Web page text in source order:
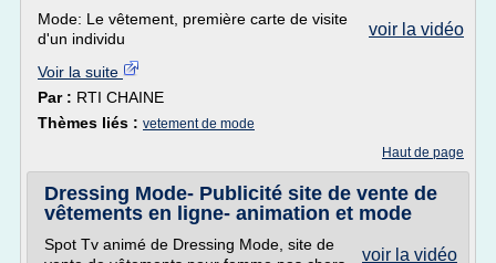
voir la vidéo
Mode: Le vêtement, première carte de visite
d'un individu
Voir la suite
Par : RTI CHAINE
Thèmes liés : vetement de mode
Haut de page
Dressing Mode- Publicité site de vente de
vêtements en ligne- animation et mode
voir la vidéo
Spot Tv animé de Dressing Mode, site de